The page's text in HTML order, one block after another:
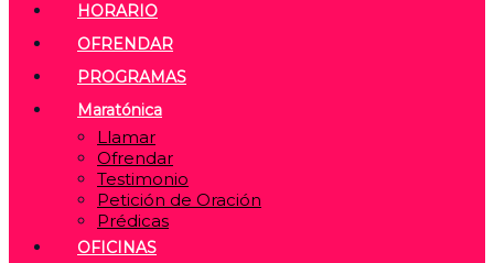
HORARIO
OFRENDAR
PROGRAMAS
Maratónica
Llamar
Ofrendar
Testimonio
Petición de Oración
Prédicas
OFICINAS